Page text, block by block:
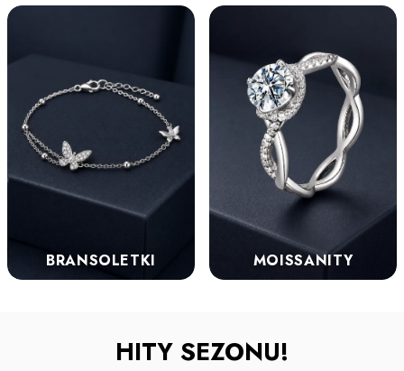
BRANSOLETKI MOISSANITY
HITY SEZONU!